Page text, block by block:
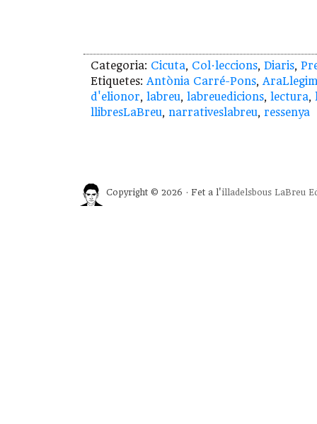
Categoria: Cicuta, Col·leccions, Diaris,
Etiquetes: Antònia Carré-Pons, AraLlegim
d'elionor, labreu, labreuedicions, lectura,
llibresLaBreu, narrativeslabreu, ressenya
Copyright © 2026 · Fet a l'illadelsbous LaBreu